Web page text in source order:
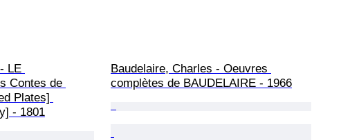
LE
Contes de
Plates]
- 1801
Baudelaire, Charles - Oeuvres
complètes de BAUDELAIRE - 1966